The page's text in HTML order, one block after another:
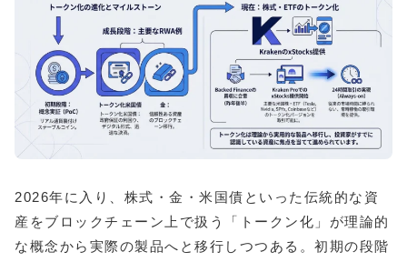
2026年に入り、株式・金・米国債といった伝統的な資
産をブロックチェーン上で扱う「トークン化」が理論的
な概念から実際の製品へと移行しつつある。初期の段階